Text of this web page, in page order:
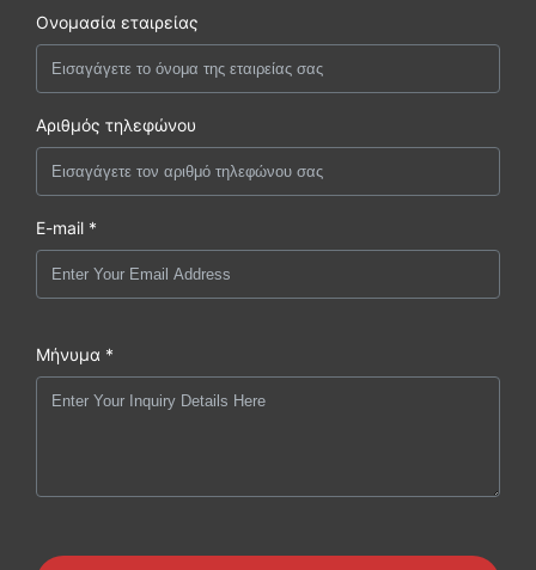
Ονομασία εταιρείας
Αριθμός τηλεφώνου
E-mail *
Μήνυμα *